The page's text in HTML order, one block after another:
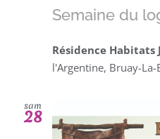
Semaine du
Résidence Habitats
l'Argentine, Bruay-La-
sam
28